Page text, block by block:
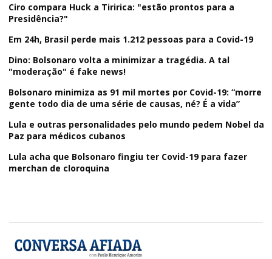
Ciro compara Huck a Tiririca: "estão prontos para a
Presidência?"
Em 24h, Brasil perde mais 1.212 pessoas para a Covid-19
Dino: Bolsonaro volta a minimizar a tragédia. A tal
"moderação" é fake news!
Bolsonaro minimiza as 91 mil mortes por Covid-19: “morre
gente todo dia de uma série de causas, né? É a vida”
Lula e outras personalidades pelo mundo pedem Nobel da
Paz para médicos cubanos
Lula acha que Bolsonaro fingiu ter Covid-19 para fazer
merchan de cloroquina